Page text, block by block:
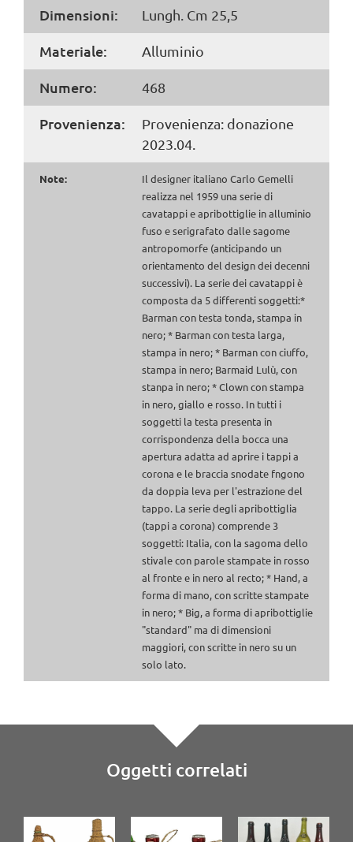
Dimensioni: Lungh. Cm 25,5
Materiale: Alluminio
Numero: 468
Provenienza:
Provenienza: donazione
2023.04.
Note:
Il designer italiano Carlo Gemelli
realizza nel 1959 una serie di
cavatappi e apribottiglie in alluminio
fuso e serigrafato dalle sagome
antropomorfe (anticipando un
orientamento del design dei decenni
successivi). La serie dei cavatappi è
composta da 5 differenti soggetti:*
Barman con testa tonda, stampa in
nero; * Barman con testa larga,
stampa in nero; * Barman con ciuffo,
stampa in nero; Barmaid Lulù, con
stanpa in nero; * Clown con stampa
in nero, giallo e rosso. In tutti i
soggetti la testa presenta in
corrispondenza della bocca una
apertura adatta ad aprire i tappi a
corona e le braccia snodate fngono
da doppia leva per l'estrazione del
tappo. La serie degli apribottiglia
(tappi a corona) comprende 3
soggetti: Italia, con la sagoma dello
stivale con parole stampate in rosso
al fronte e in nero al recto; * Hand, a
forma di mano, con scritte stampate
in nero; * Big, a forma di apribottiglie
"standard" ma di dimensioni
maggiori, con scritte in nero su un
solo lato.
Oggetti correlati